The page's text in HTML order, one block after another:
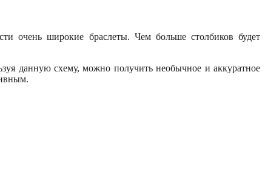
очень широкие браслеты. Чем больше столбиков будет
данную схему, можно получить необычное и аккуратное